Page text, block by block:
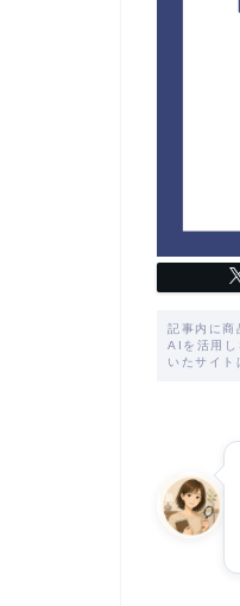
記事内に商
AIを活用し
いたサイト